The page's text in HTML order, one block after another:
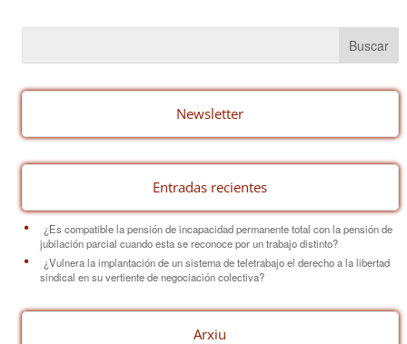
e
b
o
k
e
st
p
ar
tir
Newsletter
Entradas recientes
¿Es compatible la pensión de incapacidad permanente total con la pensión de
jubilación parcial cuando esta se reconoce por un trabajo distinto?
¿Vulnera la implantación de un sistema de teletrabajo el derecho a la libertad
sindical en su vertiente de negociación colectiva?
Arxiu